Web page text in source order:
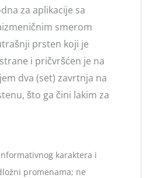
za aplikacije sa
smerom
prsten koji je
i pričvršćen je na
dva (set) zavrtnja na
što ga čini lakim za
karaktera i
promenama; ne